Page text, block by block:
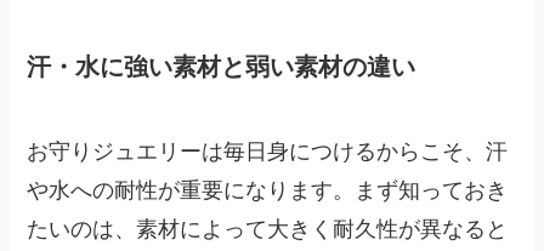
汗・水に強い素材と弱い素材の違い
お守りジュエリーは毎日身につけるからこそ、汗
や水への耐性が重要になります。まず知っておき
たいのは、素材によって大きく耐久性が異なると